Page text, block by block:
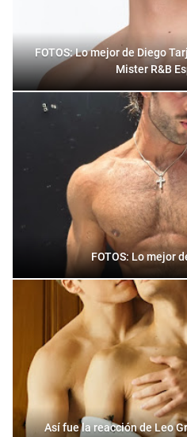
FOTOS: Lo mejor de Diego
Mister R&B
FOTOS: Lo mejor
Así fue la reacción de Leo